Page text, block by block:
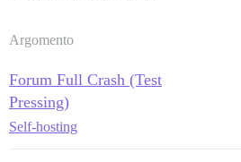
Argomento
Forum Full Crash (Test
Pressing)
Self-hosting